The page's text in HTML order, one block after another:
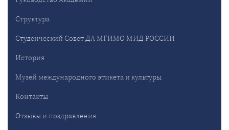
Структура
Студенческий Совет ДА МГИМО МИД РОССИИ
История
Музей международного этикета и культуры
Контакты
Отзывы и поздравления